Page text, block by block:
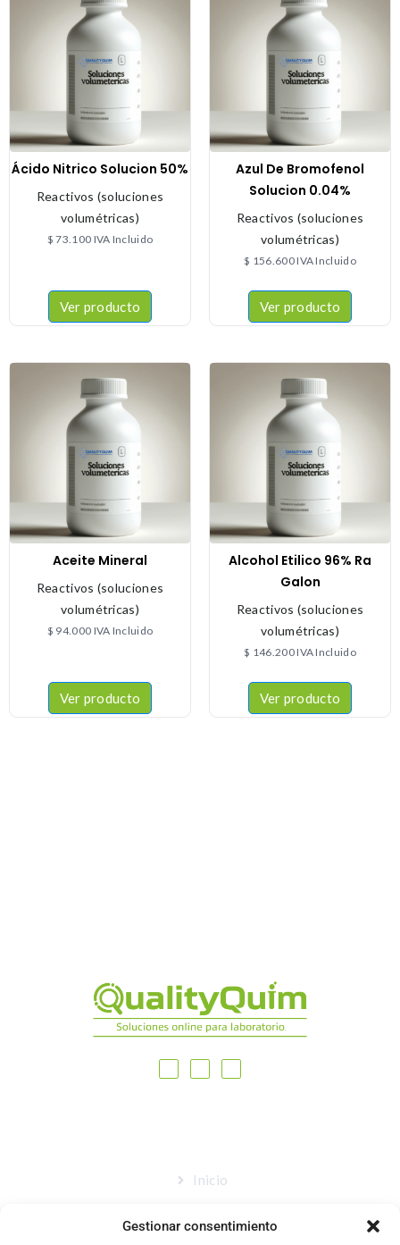
Gestionar consentimiento
Ácido Nitrico Solucion 50%
Reactivos (soluciones
volumétricas)
$ 73.100 IVA Incluido
Ver producto
Azul De Bromofenol
Solucion 0.04%
Reactivos (soluciones
volumétricas)
$ 156.600IVA Incluido
Ver producto
Aceite Mineral
Reactivos (soluciones
volumétricas)
$ 94.000 IVA Incluido
Ver producto
Alcohol Etilico 96% Ra
Galon
Reactivos (soluciones
volumétricas)
$ 146.200IVA Incluido
Ver producto
Inicio